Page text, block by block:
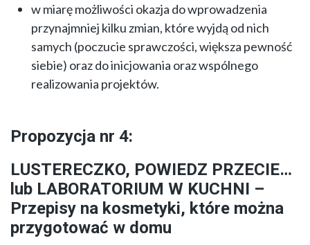
w miarę możliwości okazja do wprowadzenia
przynajmniej kilku zmian, które wyjdą od nich
samych (poczucie sprawczości, większa pewność
siebie) oraz do inicjowania oraz wspólnego
realizowania projektów.
Propozycja nr 4:
LUSTERECZKO, POWIEDZ PRZECIE…
lub LABORATORIUM W KUCHNI –
Przepisy na kosmetyki, które można
przygotować w domu